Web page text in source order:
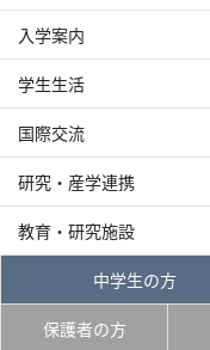
入学案内
学生生活
国際交流
研究・産学連携
教育・研究施設
中学生の方
保護者の方